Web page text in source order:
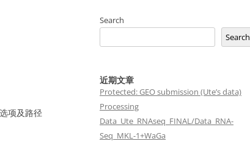
项及路径
Search
Search
近期文章
Protected: GEO submission (Ute’s data)
Processing
Data_Ute_RNAseq_FINAL/Data_RNA-
Seq_MKL-1+WaGa